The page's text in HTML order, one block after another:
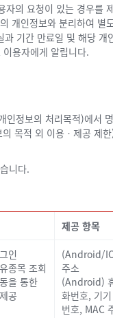
의 요청이 있는 경우를
개인정보와 분리하여 별
기간 만료일 및 해당 개
이용자에게 알립니다.
정보의 처리목적)에서
목적 외 이용ㆍ제공 제
니다.
제공 항목
인
종목 조회
을 통한
공
(Android/
주소
(Android)
화번호, 기
번호, MAC